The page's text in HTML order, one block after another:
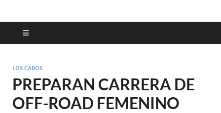
LOS CABOS
PREPARAN CARRERA DE
OFF-ROAD FEMENINO